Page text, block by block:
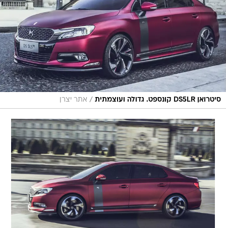
סיטרואן DS5LR קונספט. גדולה ועוצמתית / אתר יצרן